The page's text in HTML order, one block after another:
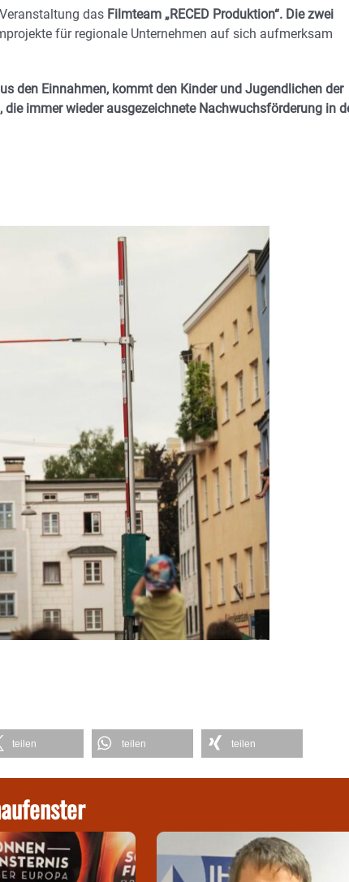
das Filmteam „RECED Produktion“. Die zwei
für regionale Unternehmen auf sich aufmerksam
den Einnahmen, kommt den Kinder und Jugendlichen der
immer wieder ausgezeichnete Nachwuchsförderung in
teilen teilen teilen